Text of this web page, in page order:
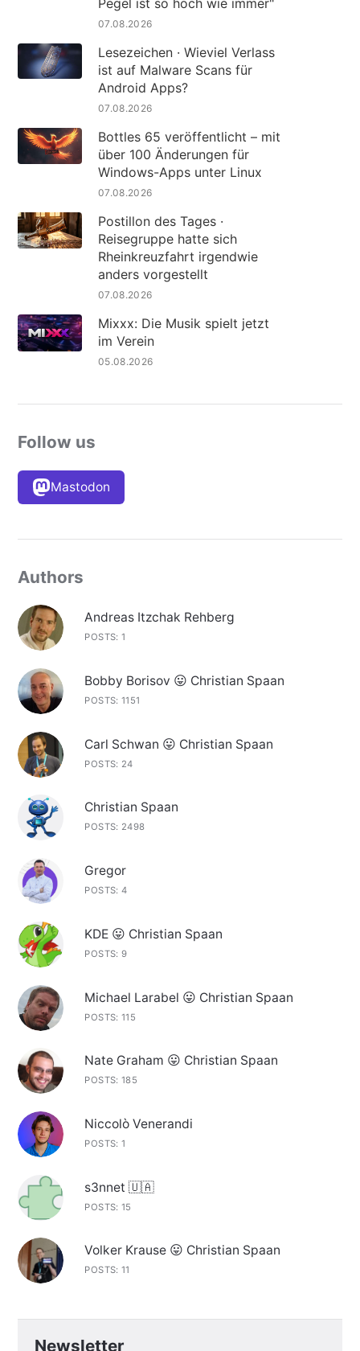
Pegel ist so hoch wie immer"
07.08.2026
Lesezeichen · Wieviel Verlass
ist auf Malware Scans für
Android Apps?
07.08.2026
Bottles 65 veröffentlicht – mit
über 100 Änderungen für
Windows-Apps unter Linux
07.08.2026
Postillon des Tages ·
Reisegruppe hatte sich
Rheinkreuzfahrt irgendwie
anders vorgestellt
07.08.2026
Mixxx: Die Musik spielt jetzt
im Verein
05.08.2026
Follow us
Mastodon
Authors
Andreas Itzchak Rehberg
POSTS: 1
Bobby Borisov 😛 Christian Spaan
POSTS: 1151
Carl Schwan 😛 Christian Spaan
POSTS: 24
Christian Spaan
POSTS: 2498
Gregor
POSTS: 4
KDE 😛 Christian Spaan
POSTS: 9
Michael Larabel 😛 Christian Spaan
POSTS: 115
Nate Graham 😛 Christian Spaan
POSTS: 185
Niccolò Venerandi
POSTS: 1
s3nnet 🇺🇦
POSTS: 15
Volker Krause 😛 Christian Spaan
POSTS: 11
Newsletter